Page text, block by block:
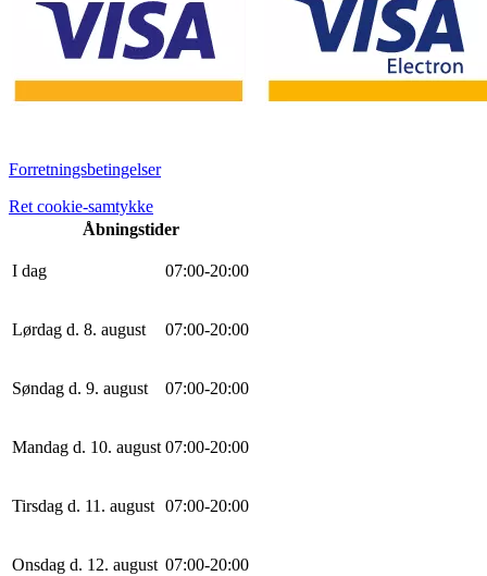
Forretningsbetingelser
Ret cookie-samtykke
Åbningstider
I dag 07:00-20:00
Lørdag d. 8. august 07:00-20:00
Søndag d. 9. august 07:00-20:00
Mandag d. 10. august 07:00-20:00
Tirsdag d. 11. august 07:00-20:00
Onsdag d. 12. august 07:00-20:00